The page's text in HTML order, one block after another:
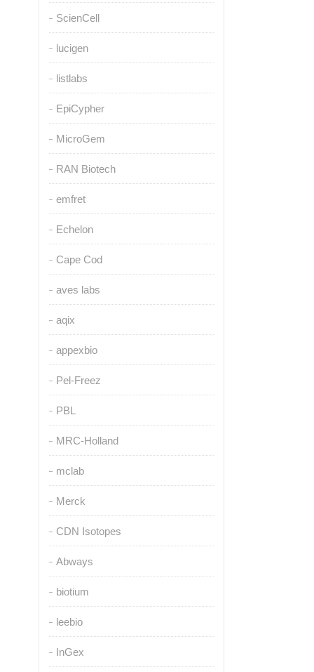
ScienCell
lucigen
listlabs
EpiCypher
MicroGem
RAN Biotech
emfret
Echelon
Cape Cod
aves labs
aqix
appexbio
Pel-Freez
PBL
MRC-Holland
mclab
Merck
CDN Isotopes
Abways
biotium
leebio
InGex